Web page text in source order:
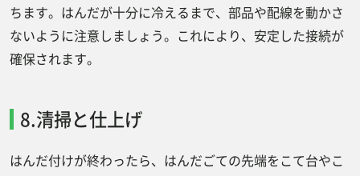
ちます。はんだが十分に冷えるまで、部品や配線を動かさ
ないように注意しましょう。これにより、安定した接続が
確保されます。
8.清掃と仕上げ
はんだ付けが終わったら、はんだごての先端をこて台やこ